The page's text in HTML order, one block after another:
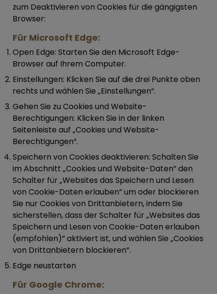
zum Deaktivieren von Cookies für die gängigsten
Browser:
Für Microsoft Edge:
Open Edge: Starten Sie den Microsoft Edge-
Browser auf Ihrem Computer.
Einstellungen: Klicken Sie auf die drei Punkte oben
rechts und wählen Sie „Einstellungen“.
Gehen Sie zu Cookies und Website-
Berechtigungen: Klicken Sie in der linken
Seitenleiste auf „Cookies und Website-
Berechtigungen“.
Speichern von Cookies deaktivieren: Schalten Sie
im Abschnitt „Cookies und Website-Daten” den
Schalter für „Websites das Speichern und Lesen
von Cookie-Daten erlauben” um oder blockieren
Sie nur Cookies von Drittanbietern, indem Sie
sicherstellen, dass der Schalter für „Websites das
Speichern und Lesen von Cookie-Daten erlauben
(empfohlen)” aktiviert ist, und wählen Sie „Cookies
von Drittanbietern blockieren”.
Edge neustarten
Für Google Chrome: